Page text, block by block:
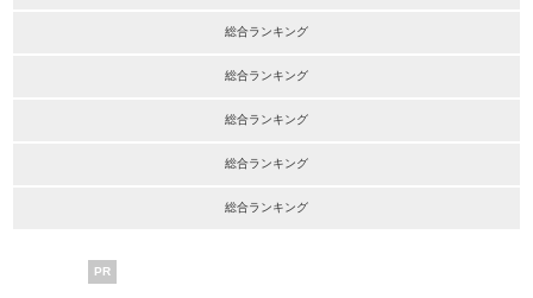
総合ランキング
総合ランキング
総合ランキング
総合ランキング
総合ランキング
PR